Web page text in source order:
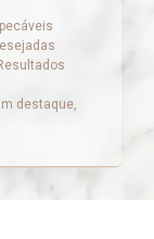
destaque,